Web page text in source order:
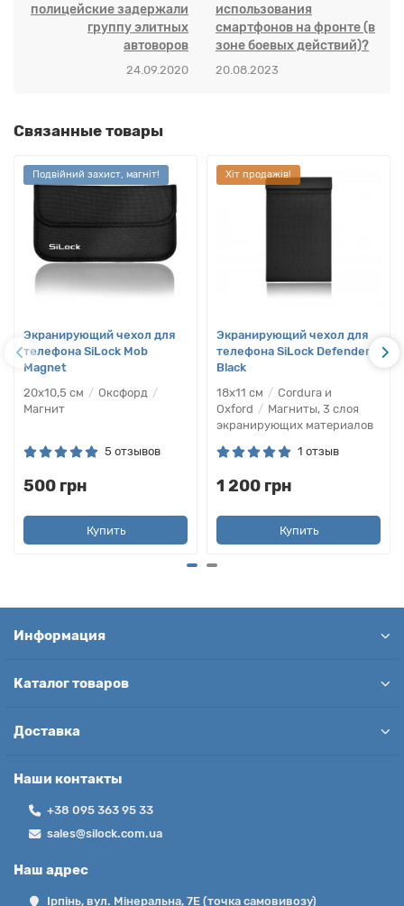
полицейские задержали
группу элитных
автоворов
24.09.2020
использования
смартфонов на фронте (в
зоне боевых действий)?
20.08.2023
Связанные товары
Подвійний захист, магніт!
Экранирующий чехол для
телефона SiLock Mob
Magnet
20х10,5 см
Оксфорд
Магнит
5 отзывов
500 грн
Купить
Хіт продажів!
Экранирующий чехол для
телефона SiLock Defender
Black
18х11 см
Cordura и
Oxford
Магниты, 3 слоя
экранирующих материалов
1 отзыв
1 200 грн
Купить
Информация
Каталог товаров
Доставка
Наши контакты
+38 095 363 95 33
sales@silock.com.ua
Наш адрес
Ірпінь, вул. Мінеральна, 7Е (точка самовивозу)